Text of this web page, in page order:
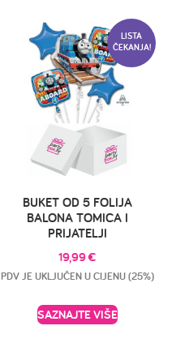
LISTA
ČEKANJA!
BUKET OD 5 FOLIJA
BALONA TOMICA I
PRIJATELJI
19,99€
PDV JE UKLJUČEN U CIJENU (25%)
SAZNAJTE VIŠE